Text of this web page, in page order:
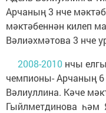
Арчаның 3 нче
мәктәбеннән килеп
Вәлиәхмәтова 3 нче
2008-2010 нчы
чемпионы- Арчаның
Вәлиуллина. Кәче
Гыйлметдинова һәм